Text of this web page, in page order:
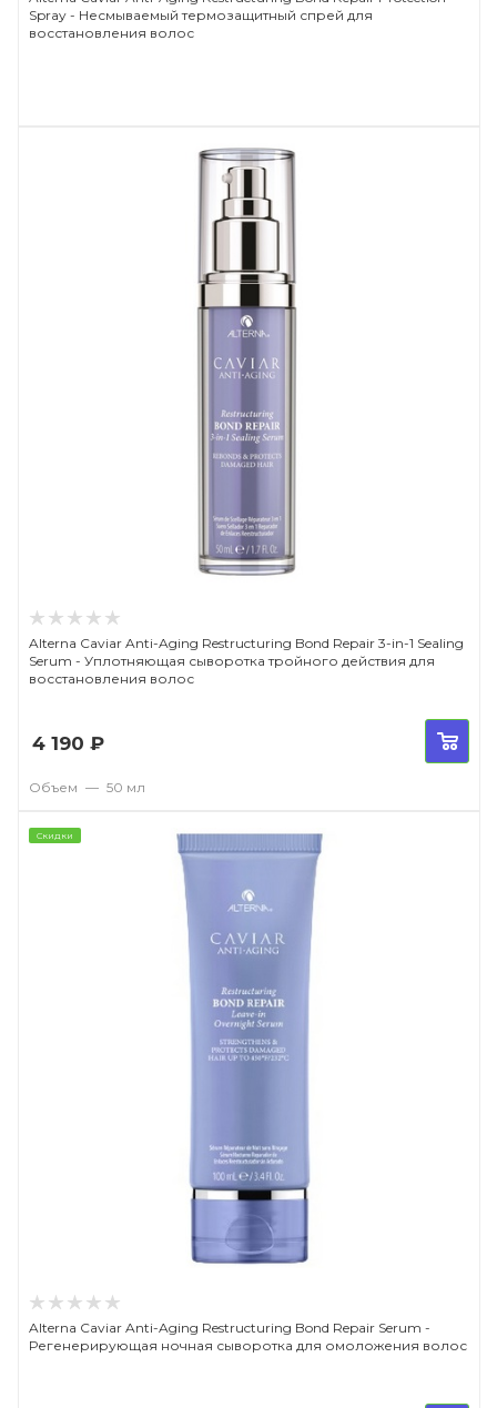
Spray - Несмываемый термозащитный спрей для
восстановления волос
Alterna Caviar Anti-Aging Restructuring Bond Repair 3-in-1 Sealing
Serum - Уплотняющая сыворотка тройного действия для
восстановления волос
4 190 ₽
Объем — 50 мл
Скидки
Alterna Caviar Anti-Aging Restructuring Bond Repair Serum -
Регенерирующая ночная сыворотка для омоложения волос